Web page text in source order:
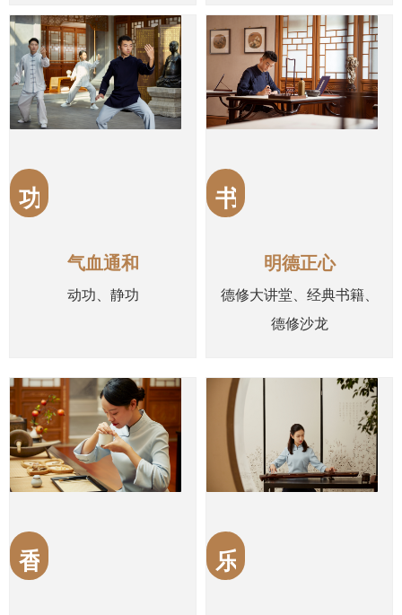
功
气血通和
动功、静功
书
明德正心
德修大讲堂、经典书籍、
德修沙龙
香 乐